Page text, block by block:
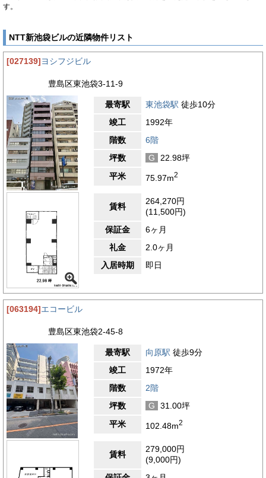
す。
NTT新池袋ビルの近隣物件リスト
[027139]ヨシフジビル
豊島区東池袋3-11-9
最寄駅 東池袋駅 徒歩10分
竣工
1992年
階数
6階
坪数
G
22.98坪
平米
75.97m2
賃料
264,270円
(11,500円)
保証金
6ヶ月
礼金
2.0ヶ月
入居時期
即日
[063194]エコービル
豊島区東池袋2-45-8
最寄駅 向原駅 徒歩9分
竣工
1972年
階数
2階
坪数
G
31.00坪
平米
102.48m2
賃料
279,000円
(9,000円)